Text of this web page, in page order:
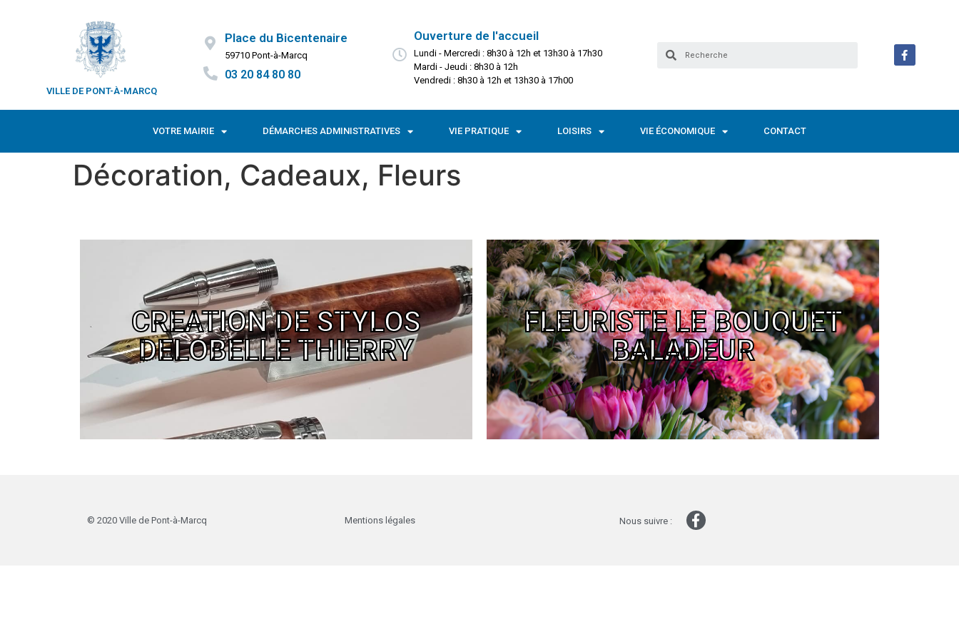
VILLE DE PONT-À-MARCQ
Place du Bicentenaire
59710 Pont-à-Marcq
03 20 84 80 80
Ouverture de l'accueil
Lundi - Mercredi : 8h30 à 12h et 13h30 à 17h30
Mardi - Jeudi : 8h30 à 12h
Vendredi : 8h30 à 12h et 13h30 à 17h00
VOTRE MAIRIE DÉMARCHES ADMINISTRATIVES VIE PRATIQUE LOISIRS VIE ÉCONOMIQUE CONTACT
Décoration, Cadeaux, Fleurs
CREATION DE STYLOS
DELOBELLE THIERRY
Création de stylos - DELOBELLE Thierry
48 rue de la Planque - 06.50.14.98.78
Joignable par téléphone
Cliquer ici
FLEURISTE LE BOUQUET
BALADEUR
Fleuriste - Le bouquet Baladeur
4 rue d'Avelin - 06.37.00.82.74
Du lundi au samedi : 9h à 19h
Cliquer ici
© 2020 Ville de Pont-à-Marcq Mentions légales Nous suivre :